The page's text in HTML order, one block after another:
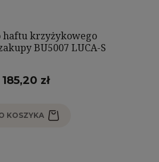
haftu krzyżykowego
BU5007 LUCA-S
185,20 zł
KOSZYKA